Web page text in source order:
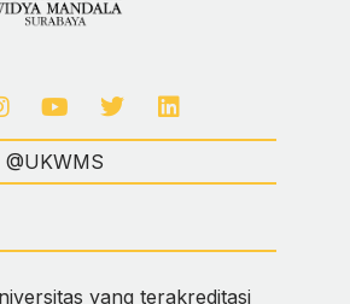
@UKWMS
yang terakreditasi